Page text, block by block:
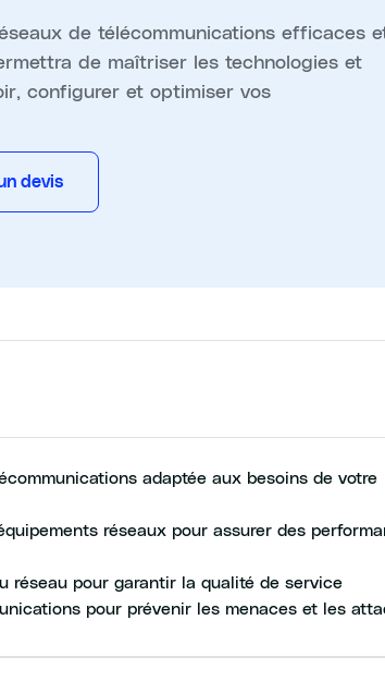
de télécommunications efficaces
de maîtriser les technologies et
configurer et optimiser vos
devis
adaptée aux besoins de votre
réseaux pour assurer des
réseau pour garantir la qualité de service
pour prévenir les menaces et les